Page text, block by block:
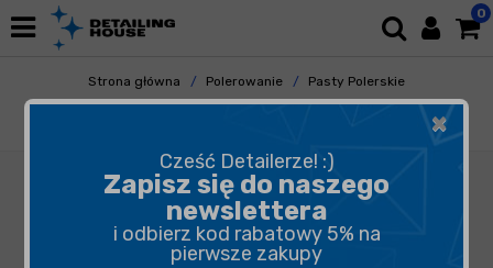
0
Strona główna Polerowanie
Pasty Polerskie
Pasty Polishowe
×
Cześć Detailerze! :)
Zapisz się do naszego
newslettera
i odbierz kod rabatowy 5% na
pierwsze zakupy